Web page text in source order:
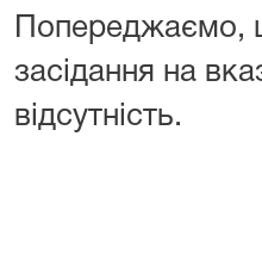
Попереджаємо,
засідання на
відсутність.